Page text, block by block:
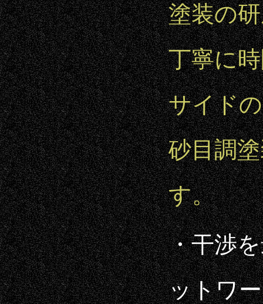
塗装の
丁寧に
サイド
砂目調
す。
・干渉
ットワ